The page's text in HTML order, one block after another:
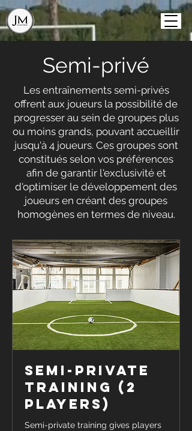
Semi-privé
Les entraînements semi-privés
offrent aux joueurs la possibilité de
progresser au sein de groupes plus
ou moins grands, pouvant accueillir
jusqu'à 4 joueurs. Ces groupes sont
constitués selon vos préférences
afin de garantir l'exclusivité et
d'optimiser le développement des
joueurs en créant des groupes
homogènes en termes de niveau.
Semi-Private
Training (2
players)
Semi-private training gives players